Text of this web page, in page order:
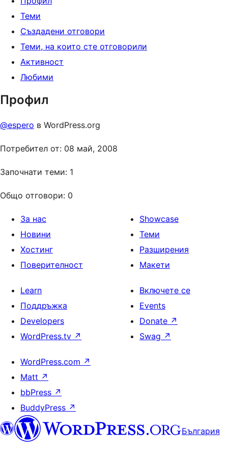
Теми
Създадени отговори
Теми, на които сте отговорили
Активност
Любими
Профил
@espero в WordPress.org
Потребител от: 08 май, 2008
Започнати теми: 1
Общо отговори: 0
За нас
Новини
Хостинг
Поверителност
Showcase
Теми
Разширения
Макети
Learn
Поддръжка
Developers
WordPress.tv ↗
Включете се
Events
Donate ↗
Swag ↗
WordPress.com ↗
Matt ↗
bbPress ↗
BuddyPress ↗
България